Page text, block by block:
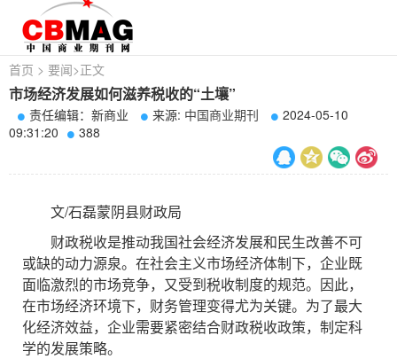
首页 > 要闻>正文
市场经济发展如何滋养税收的“土壤”
责任编辑：新商业 来源: 中国商业期刊
2024-05-10
09:31:20
388
文/石磊蒙阴县财政局
财政税收是推动我国社会经济发展和民生改善不可
或缺的动力源泉。在社会主义市场经济体制下，企业既
面临激烈的市场竞争，又受到税收制度的规范。因此，
在市场经济环境下，财务管理变得尤为关键。为了最大
化经济效益，企业需要紧密结合财政税收政策，制定科
学的发展策略。